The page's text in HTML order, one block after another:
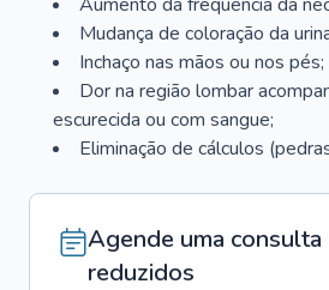
Mudança de coloração da
Inchaço nas mãos ou nos pés;
Dor na região lombar
escurecida ou com sangue;
Eliminação de cálculos
Agende uma consulta
reduzidos